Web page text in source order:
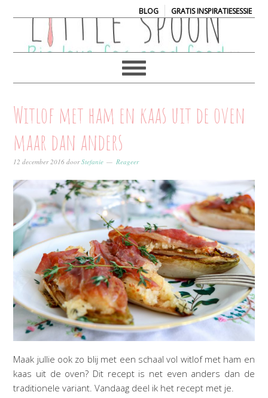
BLOG| GRATIS INSPIRATIESESSIE
Witlof met ham en kaas uit de oven
maar dan anders
12 december 2016 doorStefanie Reageer
Maak jullie ook zo blij met een schaal vol witlof met ham en
kaas uit de oven? Dit recept is net even anders dan de
traditionele variant. Vandaag deel ik het recept met je.